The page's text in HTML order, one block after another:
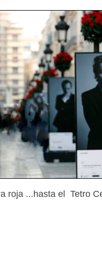
roja ...hasta el Tetro